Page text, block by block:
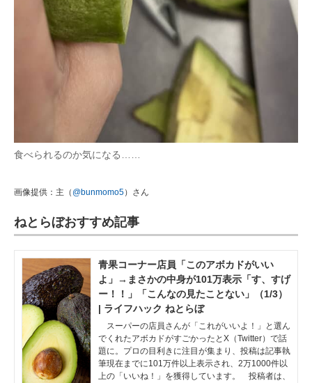
食べられるのか気になる……
画像提供：主（ @bunmomo5）さん
ねとらぼおすすめ記事
青果コーナー店員「このアボカドがいい
よ」→まさかの中身が101万表示「す、すげ
ー！！」「こんなの見たことない」（1/3）
| ライフハック ねとらぼ
スーパーの店員さんが「これがいいよ！」と選ん
でくれたアボカドがすごかったとX（Twitter）で話
題に。プロの目利きに注目が集まり、投稿は記事執
筆現在までに101万件以上表示され、2万1000件以
上の「いいね！」を獲得しています。 投稿者は、